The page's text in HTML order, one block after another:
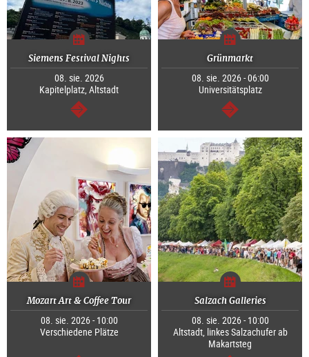
Siemens Festival Nights
08. sie. 2026
Kapitelplatz, Altstadt
dalej
Grünmarkt
08. sie. 2026 - 06:00
Universitätsplatz
dalej
Mozart Art & Coffee Tour
08. sie. 2026 - 10:00
Verschiedene Plätze
Salzach Galleries
08. sie. 2026 - 10:00
Altstadt, linkes Salzachufer ab
Makartsteg